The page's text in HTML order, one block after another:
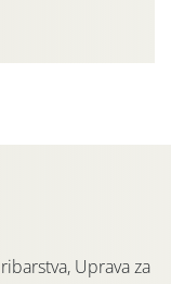
Uprava za